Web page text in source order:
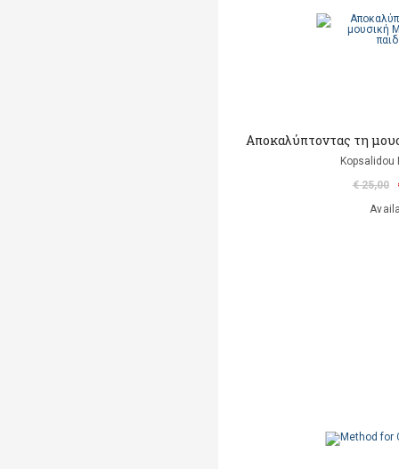
Αποκαλύπτοντας τη
Kopsalidou
€ 25,00